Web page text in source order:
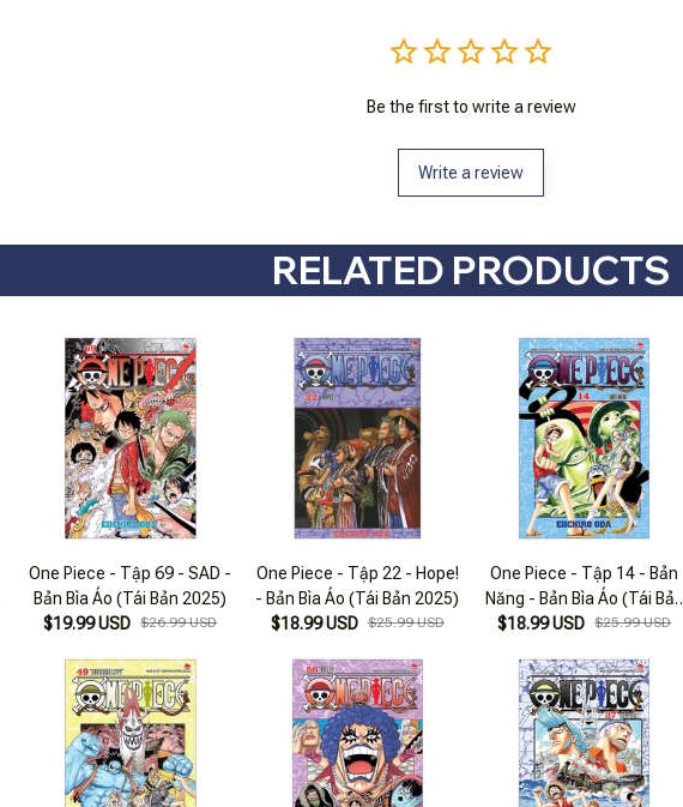
Be the first to write a review
Write a review
RELATED PRODUCTS
One Piece - Tập 69 - SAD -
Bản Bìa Áo (Tái Bản 2025)
$19.99 USD
$26.99 USD
One Piece - Tập 22 - Hope!
- Bản Bìa Áo (Tái Bản 2025)
$18.99 USD $25.99 USD
One Piece - Tập 14 - Bản
Năng - Bản Bìa Áo (Tái Bản
2025)
$18.99 USD $25.99 USD